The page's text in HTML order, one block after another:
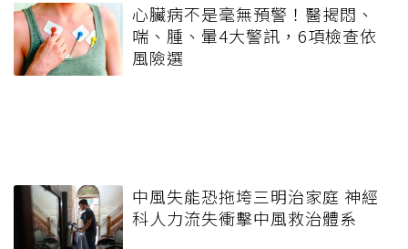
心臟病不是毫無預警！醫揭悶、
喘、腫、暈4大警訊，6項檢查依
風險選
中風失能恐拖垮三明治家庭 神經
科人力流失衝擊中風救治體系